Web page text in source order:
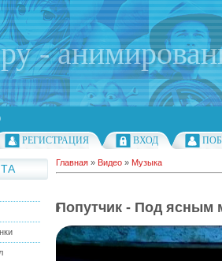
-
РЕГИСТРАЦИЯ ВХОД
Главная » Видео » Музыка
Попутчик - Под ясным